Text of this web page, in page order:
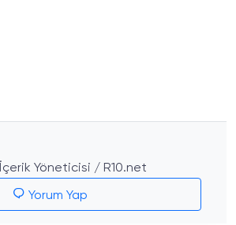
İçerik Yöneticisi / R10.net
Yorum Yap